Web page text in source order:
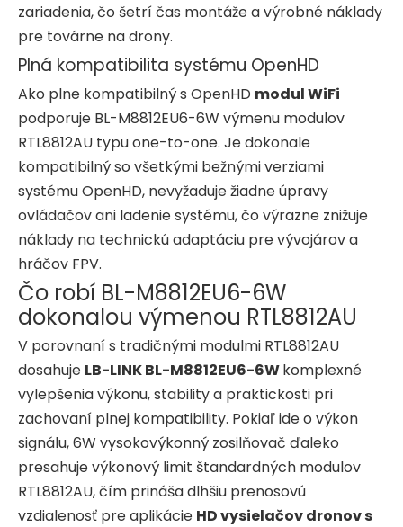
zariadenia, čo šetrí čas montáže a výrobné náklady
pre továrne na drony.
Plná kompatibilita systému OpenHD
Ako plne kompatibilný s OpenHD modul WiFi
podporuje BL-M8812EU6-6W výmenu modulov
RTL8812AU typu one-to-one. Je dokonale
kompatibilný so všetkými bežnými verziami
systému OpenHD, nevyžaduje žiadne úpravy
ovládačov ani ladenie systému, čo výrazne znižuje
náklady na technickú adaptáciu pre vývojárov a
hráčov FPV.
Čo robí BL-M8812EU6-6W
dokonalou výmenou RTL8812AU
V porovnaní s tradičnými modulmi RTL8812AU
dosahuje LB-LINK BL-M8812EU6-6Wkomplexné
vylepšenia výkonu, stability a praktickosti pri
zachovaní plnej kompatibility. Pokiaľ ide o výkon
signálu, 6W vysokovýkonný zosilňovač ďaleko
presahuje výkonový limit štandardných modulov
RTL8812AU, čím prináša dlhšiu prenosovú
vzdialenosť pre aplikácie HD vysielačov dronov s